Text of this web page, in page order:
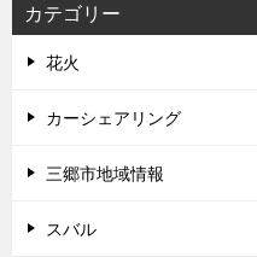
カテゴリー
花火
カーシェアリング
三郷市地域情報
スバル